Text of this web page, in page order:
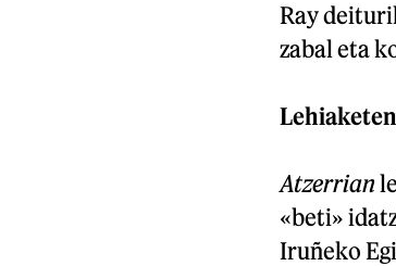
Ray
zabal eta
Atzerrian
«beti»
Iruñeko